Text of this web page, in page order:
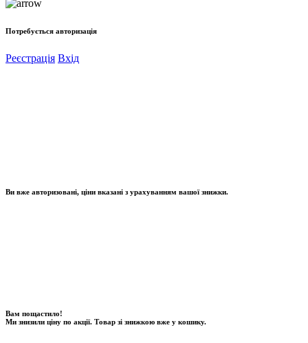
Потребується авторизація
Реєстрація Вхід
Ви вже авторизовані, ціни вказані з урахуванням вашої знижки.
Вам пощастило!
Ми знизили ціну по акції. Товар зі знижкою вже у кошику.